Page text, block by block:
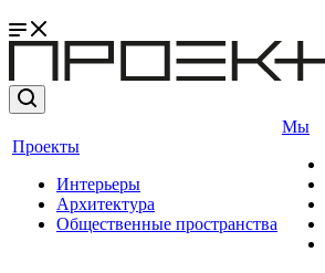
Проекты
Интерьеры
Архитектура
Общественные пространства
Мы